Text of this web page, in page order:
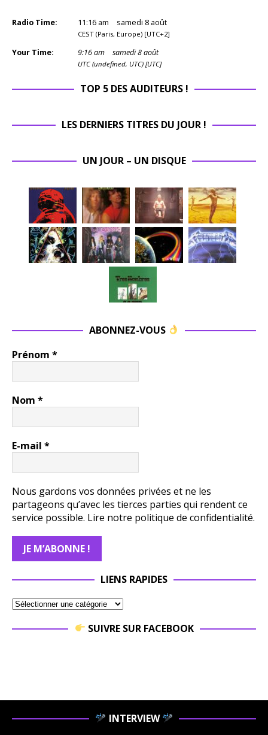
Radio Time: 11:16 am samedi 8 août
CEST (Paris, Europe) [UTC+2]
Your Time: 9:16am samedi 8 août
UTC (undefined, UTC) [UTC]
TOP 5 DES AUDITEURS !
LES DERNIERS TITRES DU JOUR !
UN JOUR – UN DISQUE
ABONNEZ-VOUS
Prénom *
Nom *
E-mail *
Nous gardons vos données privées et ne les
partageons qu’avec les tierces parties qui rendent ce
service possible. Lire notre politique de confidentialité.
LIENS RAPIDES
SUIVRE SUR FACEBOOK
INTERVIEW